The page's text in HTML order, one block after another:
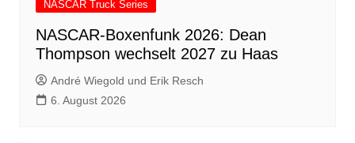
NASCAR Truck Series
NASCAR-Boxenfunk 2026: Dean
Thompson wechselt 2027 zu Haas
André Wiegold und Erik Resch
6. August 2026